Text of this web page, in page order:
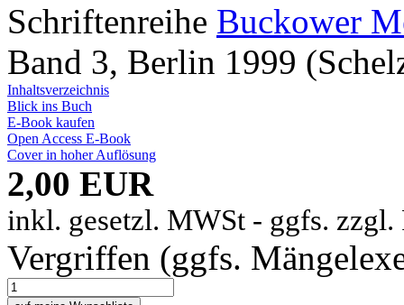
Schriftenreihe Buckower
Band 3, Berlin 1999
Inhaltsverzeichnis
Blick ins Buch
E-Book kaufen
Open Access E-Book
Cover in hoher Auflösung
2,00 EUR
inkl. gesetzl. MWSt - ggfs. zzgl.
Vergriffen (ggfs.